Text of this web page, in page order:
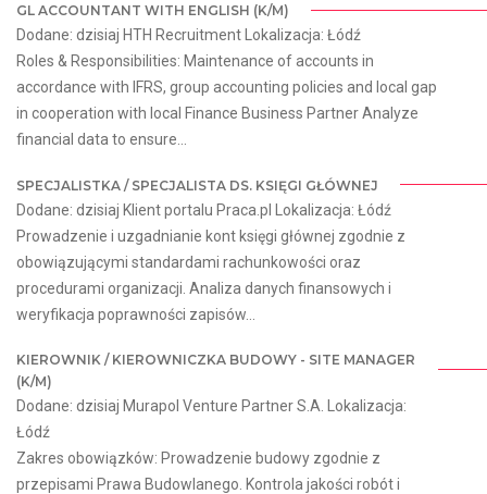
GL ACCOUNTANT WITH ENGLISH (K/M)
Dodane: dzisiaj HTH Recruitment Lokalizacja: Łódź
Roles & Responsibilities: Maintenance of accounts in
accordance with IFRS, group accounting policies and local gap
in cooperation with local Finance Business Partner Analyze
financial data to ensure...
SPECJALISTKA / SPECJALISTA DS. KSIĘGI GŁÓWNEJ
Dodane: dzisiaj Klient portalu Praca.pl Lokalizacja: Łódź
Prowadzenie i uzgadnianie kont księgi głównej zgodnie z
obowiązującymi standardami rachunkowości oraz
procedurami organizacji. Analiza danych finansowych i
weryfikacja poprawności zapisów...
KIEROWNIK / KIEROWNICZKA BUDOWY - SITE MANAGER
(K/M)
Dodane: dzisiaj Murapol Venture Partner S.A. Lokalizacja:
Łódź
Zakres obowiązków: Prowadzenie budowy zgodnie z
przepisami Prawa Budowlanego. Kontrola jakości robót i